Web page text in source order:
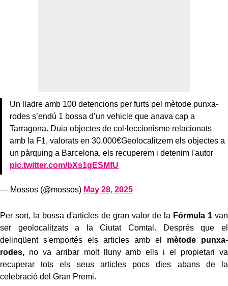
Un lladre amb 100 detencions per furts pel mètode punxa-
rodes s’endú 1 bossa d’un vehicle que anava cap a
Tarragona. Duia objectes de col·leccionisme relacionats
amb la F1, valorats en 30.000€Geolocalitzem els objectes a
un pàrquing a Barcelona, els recuperem i detenim l'autor
pic.twitter.com/bXs1gESMfU
— Mossos (@mossos) May 28, 2025
Per sort, la bossa d'articles de gran valor de la Fórmula 1van
ser geolocalitzats a la Ciutat Comtal. Després que el
delinqüent s'emportés els articles amb el mètode punxa-
rodes, no va arribar molt lluny amb ells i el propietari va
recuperar tots els seus articles pocs dies abans de la
celebració del Gran Premi.